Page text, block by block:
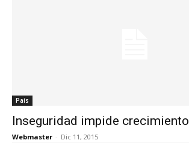
País
Inseguridad impide crecimiento
Webmaster - Dic 11, 2015